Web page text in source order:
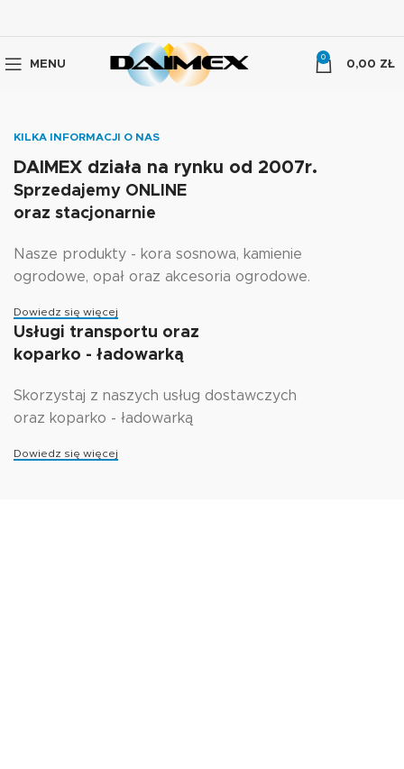
MENU
0
0,00 ZŁ
KILKA INFORMACJI O NAS
DAIMEX działa na rynku od 2007r.
Sprzedajemy ONLINE
oraz stacjonarnie
Nasze produkty - kora sosnowa, kamienie
ogrodowe, opał oraz akcesoria ogrodowe.
Dowiedz się więcej
Usługi transportu oraz
koparko - ładowarką
Skorzystaj z naszych usług dostawczych
oraz koparko - ładowarką
Dowiedz się więcej